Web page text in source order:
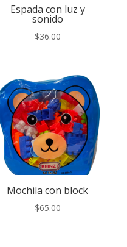
Espada con luz y
sonido
$36.00
Mochila con block
$65.00